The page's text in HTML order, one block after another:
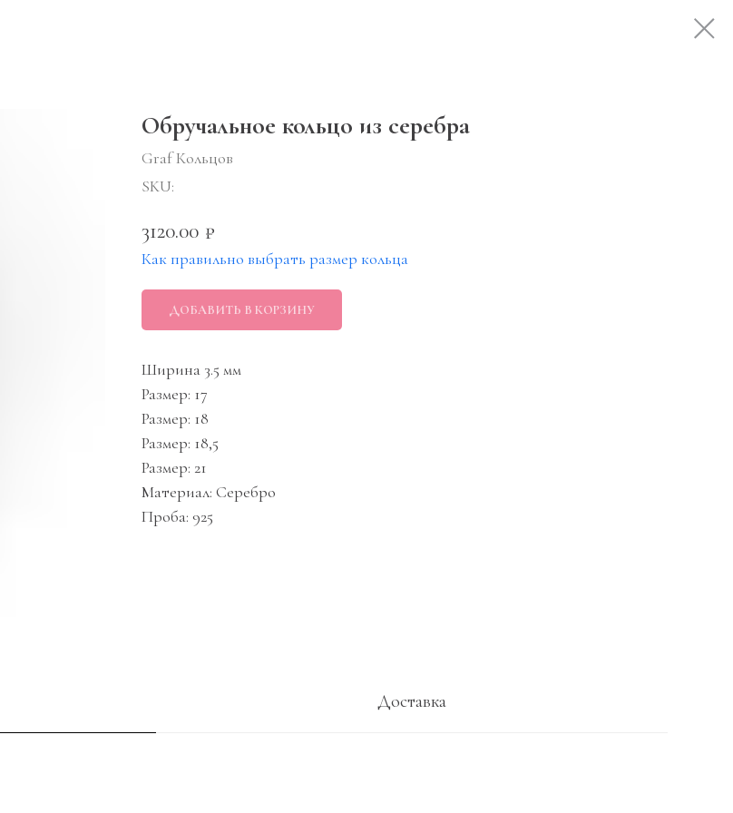
Обручальное кольцо из серебра
Graf Кольцов
SKU:
3120.00 ₽
Как правильно выбрать размер кольца
ДОБАВИТЬ В КОРЗИНУ
Ширина 3.5 мм
Размер: 17
Размер: 18
Размер: 18,5
Размер: 21
Материал: Серебро
Проба: 925
Доставка